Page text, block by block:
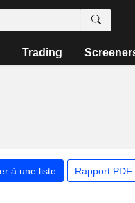
Trading
à une liste Rapport PDF